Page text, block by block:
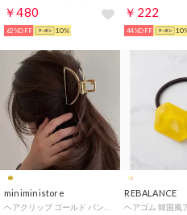
￥480
62%OFF 10%
￥222
44%OFF
miniministore
ヘアクリップ ゴールド バンスクリップ
REBALANCE